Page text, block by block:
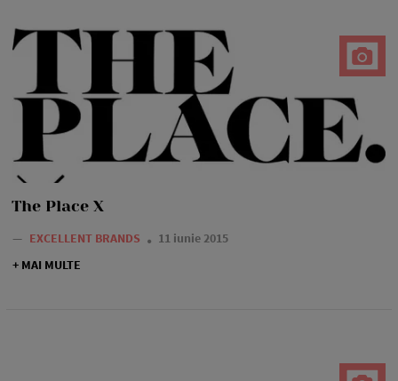
The Place X
— EXCELLENT BRANDS
11 iunie 2015
+ MAI MULTE